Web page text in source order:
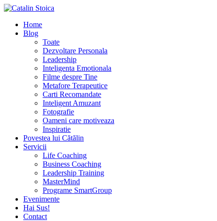
Home
Blog
Toate
Dezvoltare Personala
Leadership
Inteligenta Emotionala
Filme despre Tine
Metafore Terapeutice
Carti Recomandate
Inteligent Amuzant
Fotografie
Oameni care motiveaza
Inspiratie
Povestea lui Cătălin
Servicii
Life Coaching
Business Coaching
Leadership Training
MasterMind
Programe SmartGroup
Evenimente
Hai Sus!
Contact